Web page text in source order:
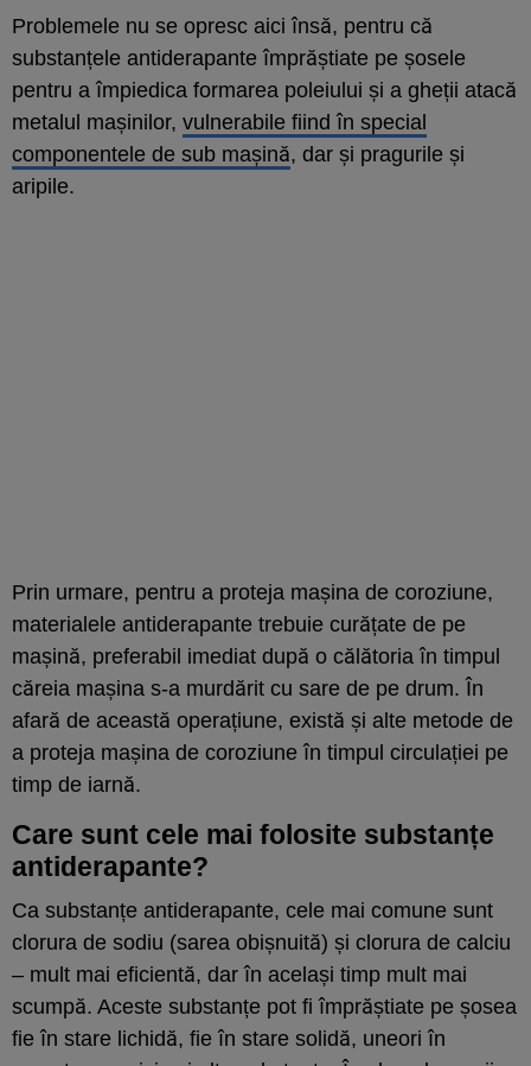
Problemele nu se opresc aici însă, pentru că
substanțele antiderapante împrăștiate pe șosele
pentru a împiedica formarea poleiului și a gheții atacă
metalul mașinilor, vulnerabile fiind în special
componentele de sub mașină, dar și pragurile și
aripile.
Prin urmare, pentru a proteja mașina de coroziune,
materialele antiderapante trebuie curățate de pe
mașină, preferabil imediat după o călătoria în timpul
căreia mașina s-a murdărit cu sare de pe drum. În
afară de această operațiune, există și alte metode de
a proteja mașina de coroziune în timpul circulației pe
timp de iarnă.
Care sunt cele mai folosite substanțe
antiderapante?
Ca substanțe antiderapante, cele mai comune sunt
clorura de sodiu (sarea obișnuită) și clorura de calciu
– mult mai eficientă, dar în același timp mult mai
scumpă. Aceste substanțe pot fi împrăștiate pe șosea
fie în stare lichidă, fie în stare solidă, uneori în